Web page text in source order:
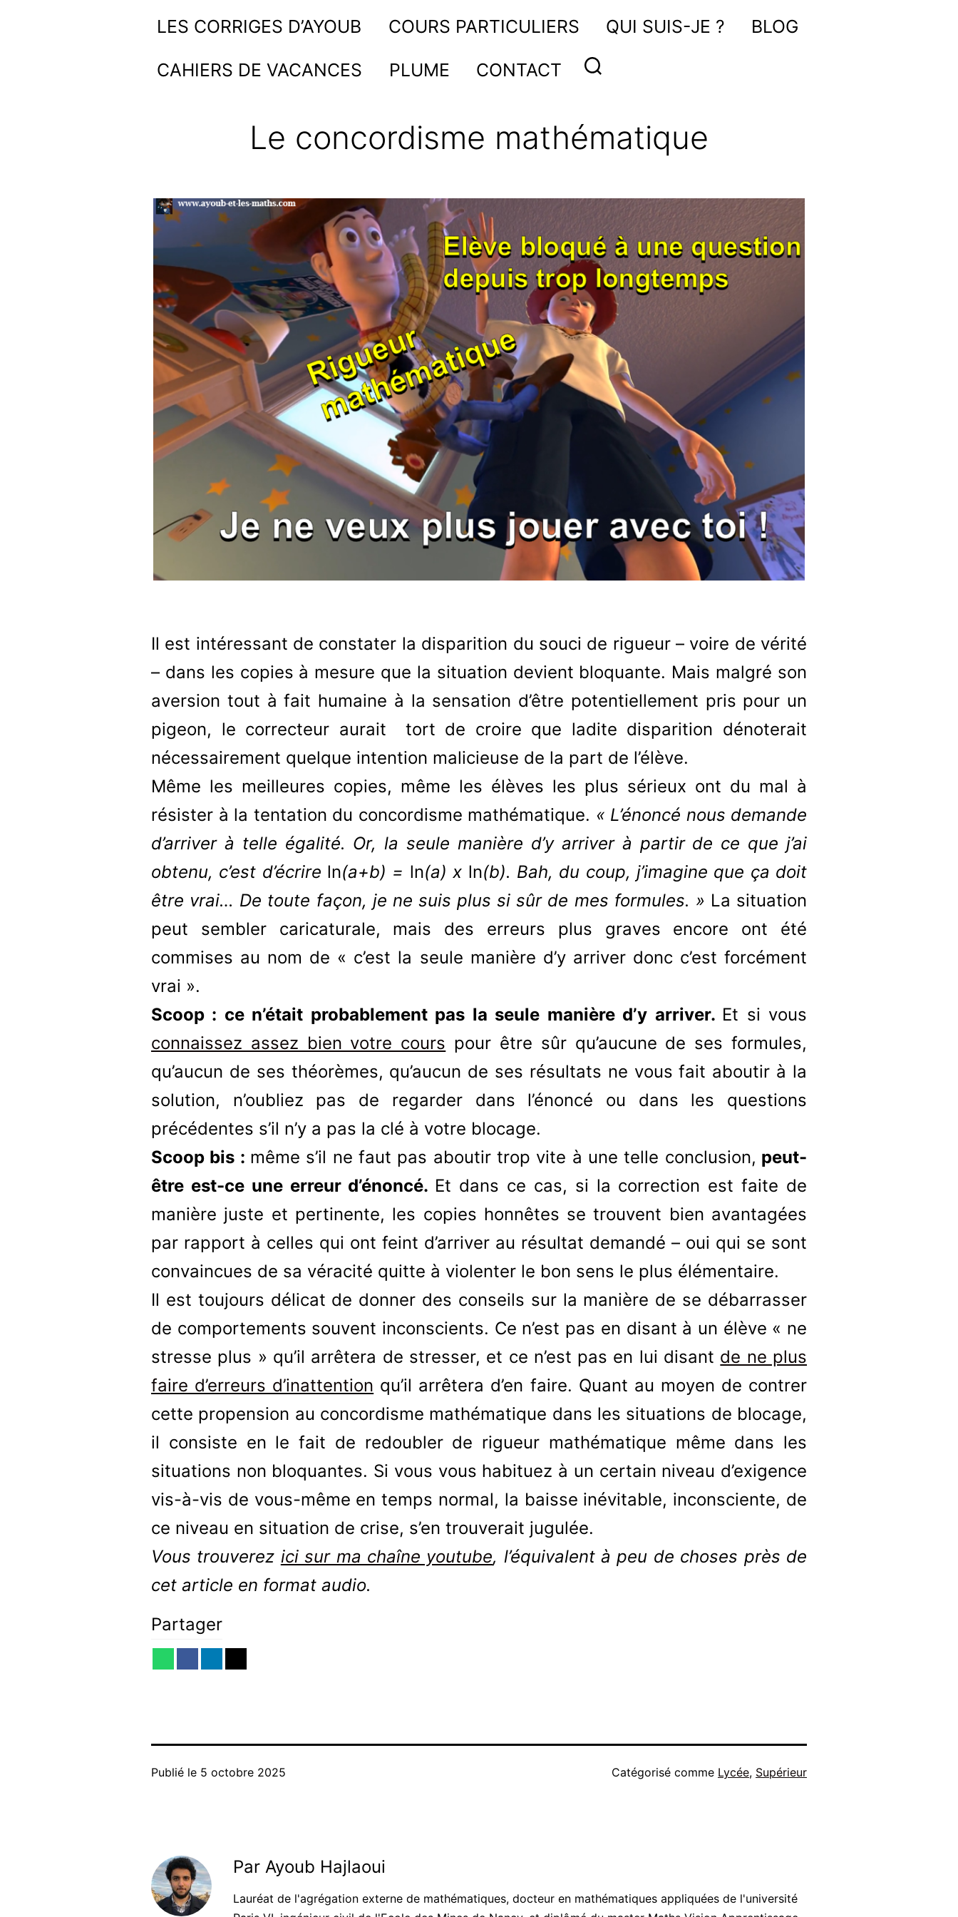
Ayoub
les
LES CORRIGES D’AYOUB COURS PARTICULIERS QUI SUIS-JE ? BLOG
CAHIERS DE VACANCES PLUME CONTACT
Le concordisme mathématique
Il est intéressant de constater la disparition du souci de rigueur – voire de vérité
– dans les copies à mesure que la situation devient bloquante. Mais malgré son
aversion tout à fait humaine à la sensation d’être potentiellement pris pour un
pigeon, le correcteur aurait tort de croire que ladite disparition dénoterait
nécessairement quelque intention malicieuse de la part de l’élève.
Même les meilleures copies, même les élèves les plus sérieux ont du mal à
résister à la tentation du concordisme mathématique. « L’énoncé nous demande
d’arriver à telle égalité. Or, la seule manière d’y arriver à partir de ce que j’ai
obtenu, c’est d’écrire ln(a+b) = ln(a) x ln(b). Bah, du coup, j’imagine que ça doit
être vrai… De toute façon, je ne suis plus si sûr de mes formules. » La situation
peut sembler caricaturale, mais des erreurs plus graves encore ont été
commises au nom de « c’est la seule manière d’y arriver donc c’est forcément
vrai ».
Scoop : ce n’était probablement pas la seule manière d’y arriver. Et si vous
connaissez assez bien votre cours pour être sûr qu’aucune de ses formules,
qu’aucun de ses théorèmes, qu’aucun de ses résultats ne vous fait aboutir à la
solution, n’oubliez pas de regarder dans l’énoncé ou dans les questions
précédentes s’il n’y a pas la clé à votre blocage.
Scoop bis : même s’il ne faut pas aboutir trop vite à une telle conclusion, peut-
être est-ce une erreur d’énoncé. Et dans ce cas, si la correction est faite de
manière juste et pertinente, les copies honnêtes se trouvent bien avantagées
par rapport à celles qui ont feint d’arriver au résultat demandé – oui qui se sont
convaincues de sa véracité quitte à violenter le bon sens le plus élémentaire.
Il est toujours délicat de donner des conseils sur la manière de se débarrasser
de comportements souvent inconscients. Ce n’est pas en disant à un élève « ne
stresse plus » qu’il arrêtera de stresser, et ce n’est pas en lui disant de ne plus
faire d’erreurs d’inattention qu’il arrêtera d’en faire. Quant au moyen de contrer
cette propension au concordisme mathématique dans les situations de blocage,
il consiste en le fait de redoubler de rigueur mathématique même dans les
situations non bloquantes. Si vous vous habituez à un certain niveau d’exigence
vis-à-vis de vous-même en temps normal, la baisse inévitable, inconsciente, de
ce niveau en situation de crise, s’en trouverait jugulée.
Vous trouverez ici sur ma chaîne youtube, l’équivalent à peu de choses près de
cet article en format audio.
Partager
Publié le 5 octobre 2025 Catégorisé comme Lycée, Supérieur
Par Ayoub Hajlaoui
Lauréat de l'agrégation externe de mathématiques, docteur en mathématiques appliquées de l'université